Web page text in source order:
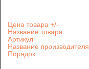
Цена товара +/-
Название товара
Артикул
Название производителя
Порядок